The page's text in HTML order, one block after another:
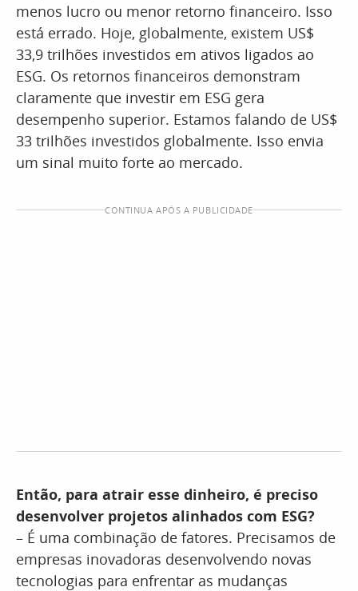
menos lucro ou menor retorno financeiro. Isso
está errado. Hoje, globalmente, existem US$
33,9 trilhões investidos em ativos ligados ao
ESG. Os retornos financeiros demonstram
claramente que investir em ESG gera
desempenho superior. Estamos falando de US$
33 trilhões investidos globalmente. Isso envia
um sinal muito forte ao mercado.
CONTINUA APÓS A PUBLICIDADE
Então, para atrair esse dinheiro, é preciso
desenvolver projetos alinhados com ESG?
– É uma combinação de fatores. Precisamos de
empresas inovadoras desenvolvendo novas
tecnologias para enfrentar as mudanças